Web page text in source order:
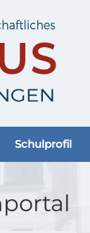
Schulprofil